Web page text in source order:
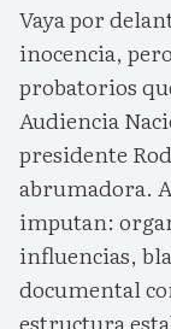
Vaya por
inocencia,
probatorios
Audiencia
presidente
abrumadora.
imputan:
influencias,
documental
estructura